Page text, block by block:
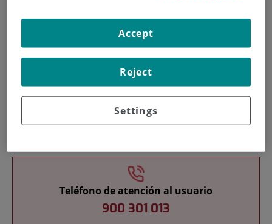
Investigación
Docencia
Teléfono de atención al usuario
900 301 013
Settings
Reject
Accept